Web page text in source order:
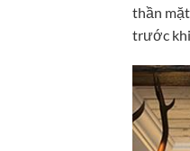
thần
trước khi